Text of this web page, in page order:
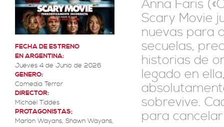
FECHA DE ESTRENO
EN ARGENTINA:
Jueves 4 de Junio de 2026
GENERO:
Comedia Terror
DIRECTOR:
Michael Tiddes
PROTAGONISTAS;
Marlon Wayans, Shawn Wayans,
Anna Faris
Scary Movie
nuevas para
secuelas,
historias de
legado en
sobrevive.
para